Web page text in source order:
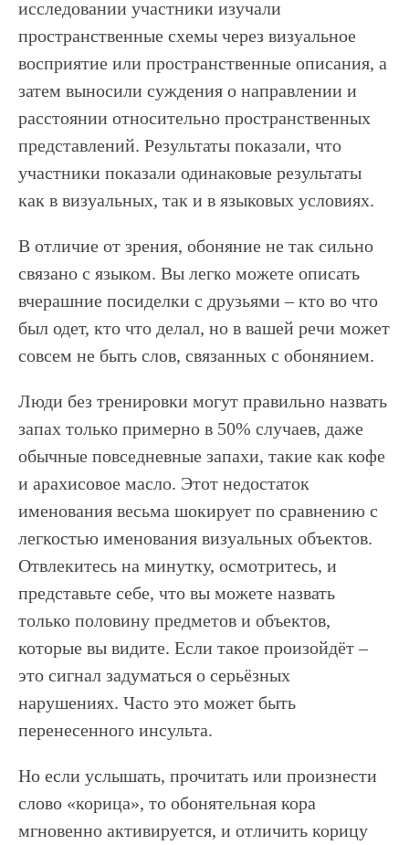
исследовании участники изучали
пространственные схемы через визуальное
восприятие или пространственные описания, а
затем выносили суждения о направлении и
расстоянии относительно пространственных
представлений. Результаты показали, что
участники показали одинаковые результаты
как в визуальных, так и в языковых условиях.
В отличие от зрения, обоняние не так сильно
связано с языком. Вы легко можете описать
вчерашние посиделки с друзьями – кто во что
был одет, кто что делал, но в вашей речи может
совсем не быть слов, связанных с обонянием.
Люди без тренировки могут правильно назвать
запах только примерно в 50% случаев, даже
обычные повседневные запахи, такие как кофе
и арахисовое масло. Этот недостаток
именования весьма шокирует по сравнению с
легкостью именования визуальных объектов.
Отвлекитесь на минутку, осмотритесь, и
представьте себе, что вы можете назвать
только половину предметов и объектов,
которые вы видите. Если такое произойдёт –
это сигнал задуматься о серьёзных
нарушениях. Часто это может быть
перенесенного инсульта.
Но если услышать, прочитать или произнести
слово «корица», то обонятельная кора
мгновенно активируется, и отличить корицу